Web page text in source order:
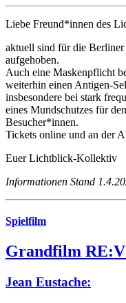
Liebe Freund*innen des
aktuell sind für die
aufgehoben.
Auch eine Maskenpflicht
weiterhin einen Antigen-
insbesondere bei stark
eines Mundschutzes für
Besucher*innen.
Tickets online und an der
Euer Lichtblick-Kollektiv
Informationen Stand
Spielfilm
Grandfilm
Jean Eustache: